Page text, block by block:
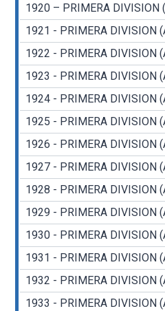
1920 – PRIMERA DIVISION
1921 - PRIMERA DIVISION
1922 - PRIMERA DIVISION
1923 - PRIMERA DIVISION
1924 - PRIMERA DIVISION
1925 - PRIMERA DIVISION
1926 - PRIMERA DIVISION
1927 - PRIMERA DIVISION
1928 - PRIMERA DIVISION
1929 - PRIMERA DIVISION
1930 - PRIMERA DIVISION
1931 - PRIMERA DIVISION
1932 - PRIMERA DIVISION
1933 - PRIMERA DIVISION